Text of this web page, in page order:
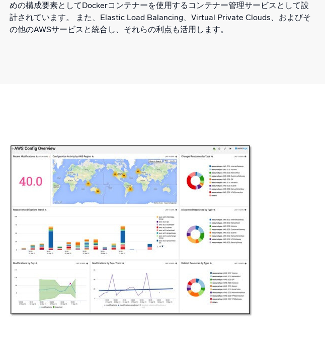
めの構成要素としてDockerコンテナーを使用するコンテナー管理サービスとして設
計されています。 また、Elastic Load Balancing、Virtual Private Clouds、およびそ
の他のAWSサービスと統合し、それらの利点も活用します。